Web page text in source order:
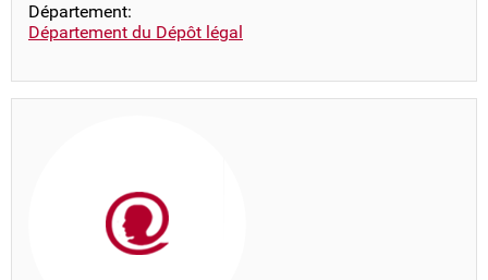
Département:
Département du Dépôt légal